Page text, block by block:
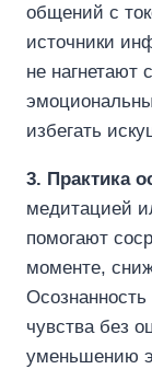
общений с
источники
не нагнетают
избегать
3. Практика
медитацией
помогают
моменте,
чувства без
уменьшению